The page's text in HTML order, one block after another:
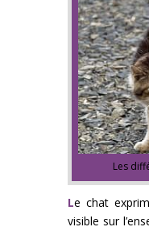
Les
Le chat
visible sur